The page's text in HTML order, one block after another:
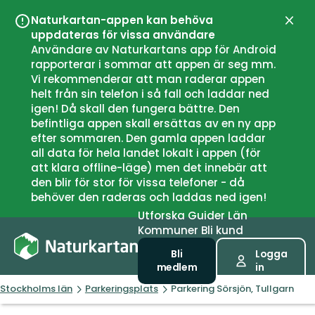
Naturkartan-appen kan behöva
uppdateras för vissa användare
Användare av Naturkartans app för Android
rapporterar i sommar att appen är seg mm.
Vi rekommenderar att man raderar appen
helt från sin telefon i så fall och laddar ned
igen! Då skall den fungera bättre. Den
befintliga appen skall ersättas av en ny app
efter sommaren. Den gamla appen laddar
all data för hela landet lokalt i appen (för
att klara offline-läge) men det innebär att
den blir för stor för vissa telefoner - då
behöver den raderas och laddas ned igen!
UtforskaGuiderLän
Kommuner Bli kund
Bli
medlem
Logga
in
Stockholms län Parkeringsplats Parkering Sörsjön, Tullgarn